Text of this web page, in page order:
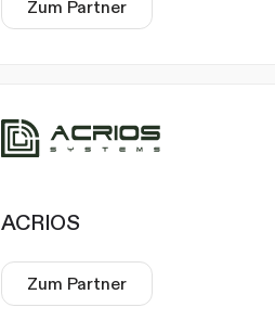
Zum Partner
ACRIOS
Zum Partner